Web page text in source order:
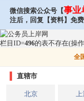
微信搜索公众号【事业
注后，回复【资料】免
栏目ID=496的表不存在(操
全
直辖市
北京